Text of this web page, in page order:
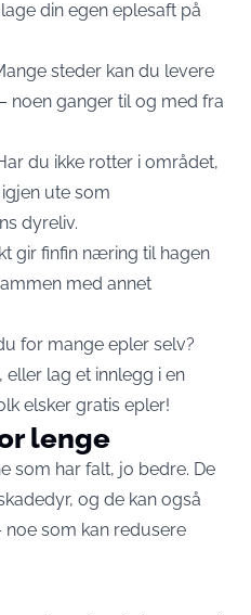
din egen eplesaft på
steder kan du levere
noen ganger til og med fra
du ikke rotter i området,
ute som
dyreliv.
gir finfin næring til hagen
med annet
for mange epler selv?
eller lag et innlegg i en
elsker gratis epler!
lenge
som har falt, jo bedre. De
og de kan også
som kan redusere